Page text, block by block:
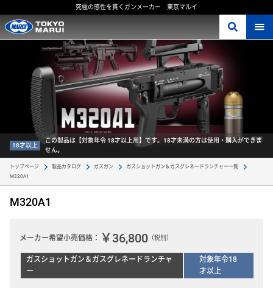
究極の感性を貫くガンメーカー 東京マルイ
18才以上
この製品は【対象年令 18才以上用】です。18才未満の方は使用・購入ができま
せん。
トップページ 製品カタログ ガスガン
ガスショットガン＆ガスグレネードランチャー一覧
M320A1
M320A1
メーカー希望小売価格： ￥36,800 （税別）
ガスショットガン＆ガスグレネードランチャ
ー
対象年令18
才以上